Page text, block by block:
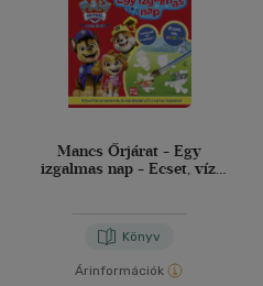
Mancs Őrjárat - Egy
izgalmas nap - Ecset, víz,
Könyv
Árinformációk